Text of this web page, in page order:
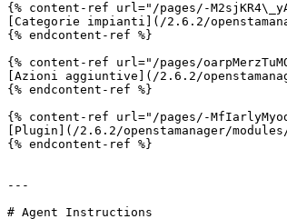
{% content-ref url="/pages/-
[Categorie impianti](/2.6.2/
{% endcontent-ref %}
{% content-ref url="/pages/
[Azioni aggiuntive](/2.6.2/
{% endcontent-ref %}
{% content-ref url="/pages/-
[Plugin](/2.6.2/openstamanager/
{% endcontent-ref %}
---
# Agent Instructions